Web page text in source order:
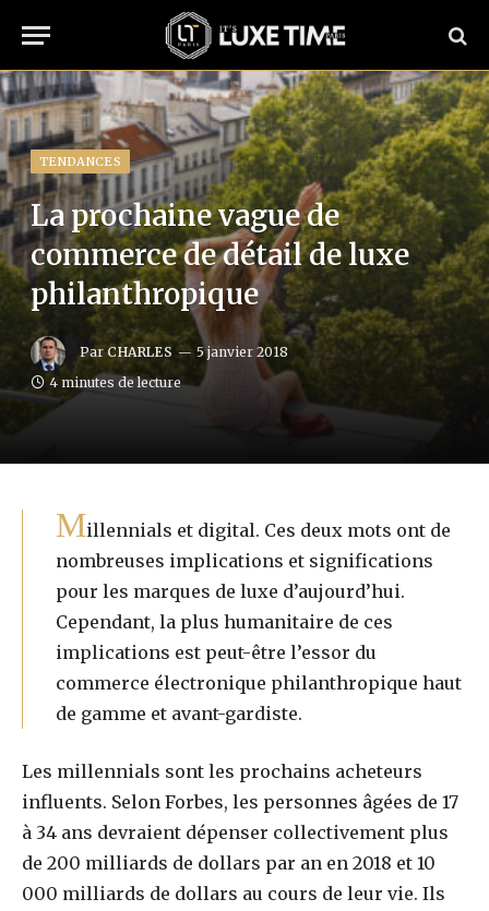
TENDANCES
La prochaine vague de
commerce de détail de luxe
philanthropique
Par CHARLES
5 janvier 2018
4 minutes de lecture
Millennials et digital. Ces deux mots ont de
nombreuses implications et significations
pour les marques de luxe d’aujourd’hui.
Cependant, la plus humanitaire de ces
implications est peut-être l’essor du
commerce électronique philanthropique haut
de gamme et avant-gardiste.
Les millennials sont les prochains acheteurs
influents. Selon Forbes, les personnes âgées de 17
à 34 ans devraient dépenser collectivement plus
de 200 milliards de dollars par an en 2018 et 10
000 milliards de dollars au cours de leur vie. Ils